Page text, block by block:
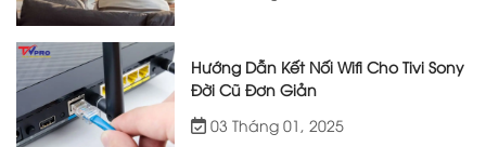
Hướng Dẫn Kết Nối Wifi Cho Tivi Sony
Đời Cũ Đơn Giản
03 Tháng 01, 2025